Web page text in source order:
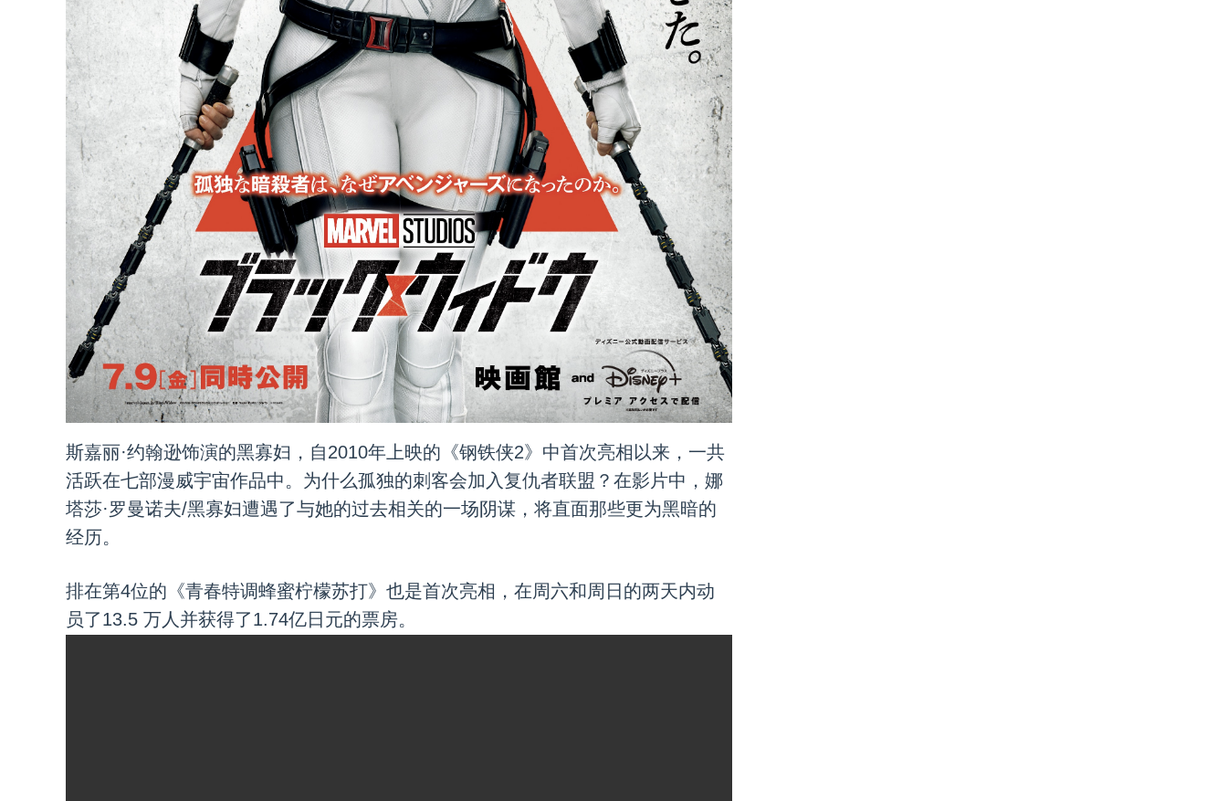
斯嘉丽·约翰逊饰演的黑寡妇，自2010年上映的《钢铁侠2》中首次亮相以来，一共
活跃在七部漫威宇宙作品中。为什么孤独的刺客会加入复仇者联盟？在影片中，娜
塔莎·罗曼诺夫/黑寡妇遭遇了与她的过去相关的一场阴谋，将直面那些更为黑暗的
经历。
排在第4位的《青春特调蜂蜜柠檬苏打》也是首次亮相，在周六和周日的两天内动
员了13.5 万人并获得了1.74亿日元的票房。